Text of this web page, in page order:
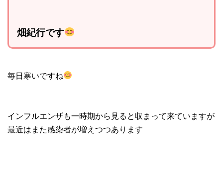
畑紀行です
毎日寒いですね
インフルエンザも一時期から見ると収まって来ていますが
最近はまた感染者が増えつつあります